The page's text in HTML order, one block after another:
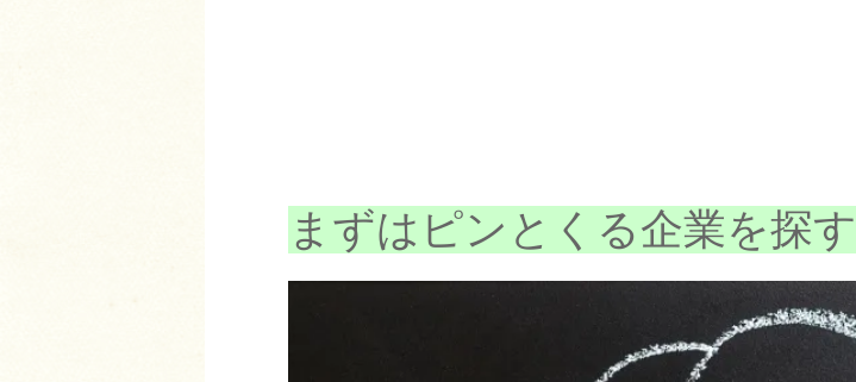
まずはピンとくる企業を探す